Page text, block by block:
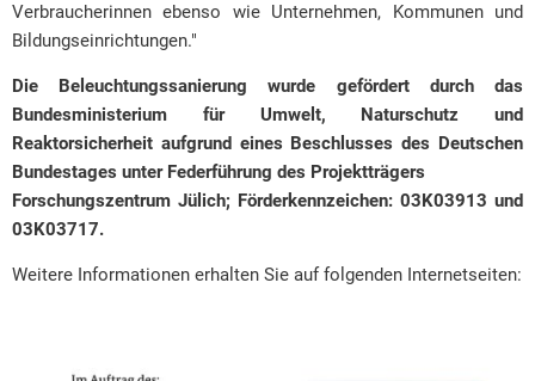
Verbraucherinnen ebenso wie Unternehmen, Kommunen und
Bildungseinrichtungen."
Die Beleuchtungssanierung wurde gefördert durch das
Bundesministerium für Umwelt, Naturschutz und
Reaktorsicherheit aufgrund eines Beschlusses des Deutschen
Bundestages unter Federführung des Projektträgers
Forschungszentrum Jülich; Förderkennzeichen: 03K03913 und
03K03717.
Weitere Informationen erhalten Sie auf folgenden Internetseiten: